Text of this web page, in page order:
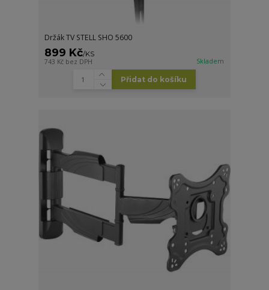
Držák TV STELL SHO 5600
899 Kč/KS
743 Kč bez DPH Skladem
Přidat do košíku